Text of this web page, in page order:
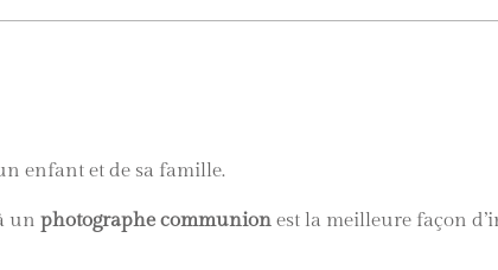
enfant et de sa famille.
un photographe communion est la meilleure façon